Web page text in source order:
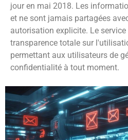
jour en mai 2018. Les
et ne sont jamais partagées
autorisation explicite. Le
transparence totale sur
permettant aux utilisateurs de
confidentialité à tout moment.